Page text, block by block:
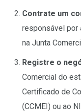
Contrate um
responsável por
na Junta
Registre o
Comercial do
Certificado de
(CCMEI) ou ao